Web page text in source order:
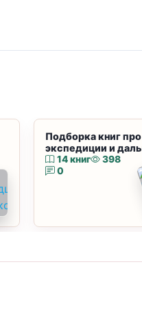
Подборка книг
экспедиции и
14 книг
398
0